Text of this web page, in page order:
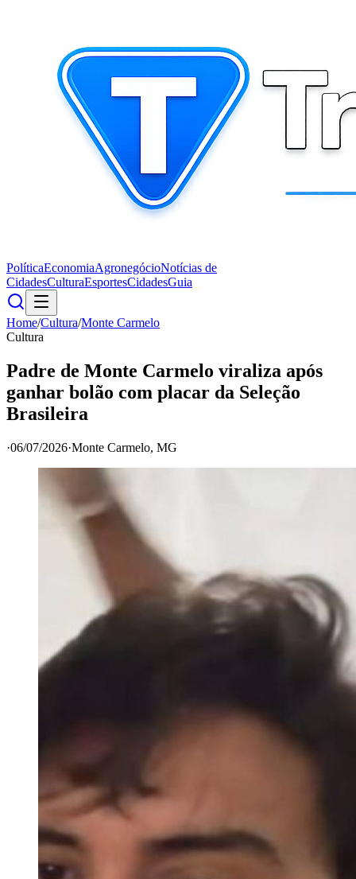
PolíticaEconomiaAgronegócioNotícias de
CidadesCulturaEsportesCidadesGuia
Home/Cultura/Monte Carmelo
Cultura
Padre de Monte Carmelo viraliza após
ganhar bolão com placar da Seleção
Brasileira
·06/07/2026·Monte Carmelo, MG